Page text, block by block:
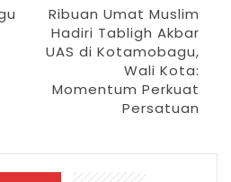
produktif
unggulan.
Ribuan Umat Muslim
Hadiri Tabligh Akbar
UAS di Kotamobagu,
Wali Kota:
Momentum Perkuat
Persatuan